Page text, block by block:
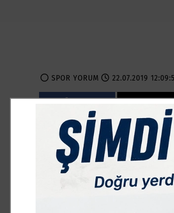
SPOR YORUM 22.07.2019
Paylas Paylas
İmza töreninde konuşan Akhisarspor
olan bölgelere takviye yapmaya devam
Akhisarspor yönetim kurulu üyesi Fatih
sağlayacağına inandığımız
başarılı olmak istiyoruz. Samet ileorta
ediyor.? dedi.
Ortasaha mevkiinde oynayan 1994
Gençlergücüspor, Doğanspor, Yenişehir